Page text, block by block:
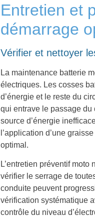
Entretien et
démarrage
Vérifier et nettoyer
La maintenance batterie
électriques. Les cosses
d’énergie et le reste du
qui entrave le passage du
source d’énergie
l’application d’une
optimal.
L’entretien préventif
vérifier le serrage de
conduite peuvent
vérification systématique
contrôle du niveau